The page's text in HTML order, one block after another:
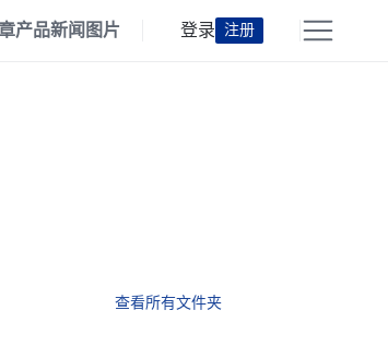
产品新闻 图片 登录 注册
查看所有文件夹